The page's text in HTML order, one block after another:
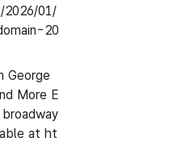
2026/01/
20
George
More E
at ht